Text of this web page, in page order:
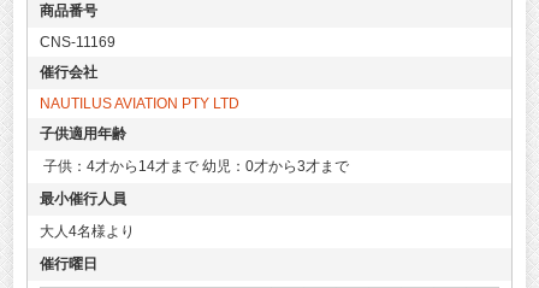
商品番号
CNS-11169
催行会社
NAUTILUS AVIATION PTY LTD
子供適用年齢
子供：4才から14才まで 幼児：0才から3才まで
最小催行人員
大人4名様より
催行曜日